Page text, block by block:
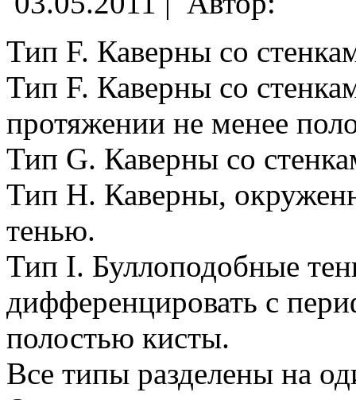
Тип F. Каверны со
Тип F. Каверны со
протяжении не менее
Тип G. Каверны со
Тип Н. Каверны,
тенью.
Тип I. Буллоподобные
дифференцировать с
полостью кисты.
Все типы разделены на